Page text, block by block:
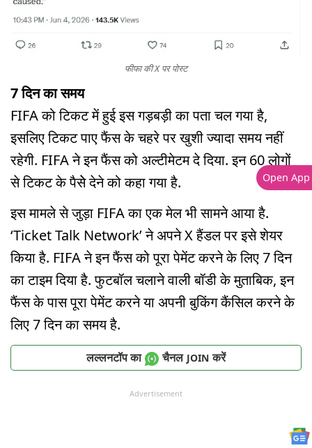
फीफा की X पर पोस्ट
7 दिन का समय
FIFA को टिकट में हुई इस गड़बड़ी का पता चल गया है,
इसलिए टिकट पाए फैंस के चहरे पर खुशी ज्यादा समय नहीं
रहेगी. FIFA ने इन फैंस को अल्टीमेटम दे दिया. इन 60 लोगों
से टिकट के पैसेे देने को कहा गया है.
इस मामले से जुड़ा FIFA का एक मेल भी सामने आया है.
‘Ticket Talk Network’ ने अपने X हैंडल पर इसे शेयर
किया है. FIFA ने इन फैंस को पूरा पेमेंट करने के लिए 7 दिन
का टाइम दिया है. फुटबॉल चलाने वाली बॉडी के मुताबिक, इन
फैंस के पास पूरा पेमेंट करने या अपनी बुकिंग कैंसिल करने के
लिए 7 दिन का समय है.
लल्लनटॉप का चैनल JOIN करें
Advertisement
Open App